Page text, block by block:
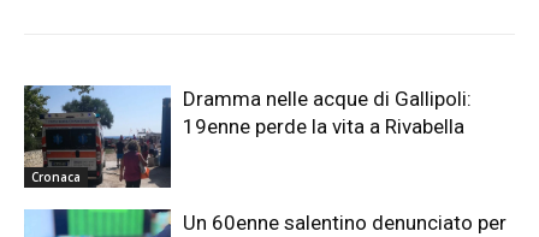
Cronaca
Dramma nelle acque di Gallipoli:
19enne perde la vita a Rivabella
Un 60enne salentino denunciato per